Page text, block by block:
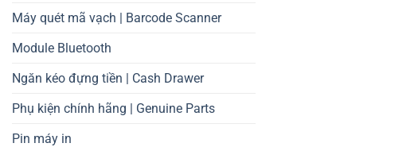
Máy quét mã vạch | Barcode Scanner
Module Bluetooth
Ngăn kéo đựng tiền | Cash Drawer
Phụ kiện chính hãng | Genuine Parts
Pin máy in